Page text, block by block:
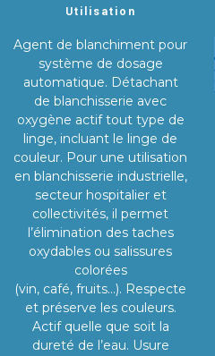
Utilisation
Agent de blanchiment pour
système de dosage
automatique. Détachant
de blanchisserie avec
oxygène actif tout type de
linge, incluant le linge de
couleur. Pour une utilisation
en blanchisserie industrielle,
secteur hospitalier et
collectivités, il permet
l’élimination des taches
oxydables ou salissures
colorées
(vin, café, fruits…). Respecte
et préserve les couleurs.
Actif quelle que soit la
dureté de l’eau. Usure